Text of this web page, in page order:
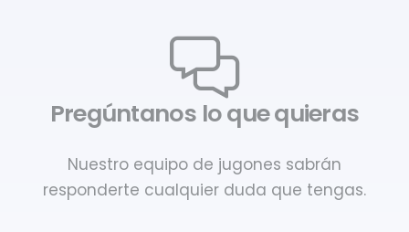
Pregúntanos lo que quieras
Nuestro equipo de jugones sabrán
responderte cualquier duda que tengas.